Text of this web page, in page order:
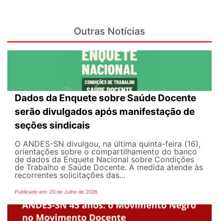
Outras Notícias
Dados da Enquete sobre Saúde Docente
serão divulgados após manifestação de
seções sindicais
O ANDES-SN divulgou, na última quinta-feira (16),
orientações sobre o compartilhamento do banco
de dados da Enquete Nacional sobre Condições
de Trabalho e Saúde Docente. A medida atende às
recorrentes solicitações das...
Publicado em: 20 de Julho de 2026